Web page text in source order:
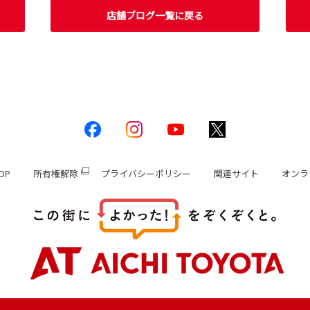
店舗ブログ一覧に戻る
所有権解除 プライバシーポリシー 関連サイト オン